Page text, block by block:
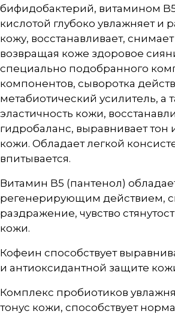
бифидобактерий, витамином
кислотой глубоко увлажняет и
кожу, восстанавливает,
возвращая коже здоровое
специально подобранного
компонентов, сыворотка
метабиотический усилитель, а
эластичность кожи,
гидробаланс, выравнивает
кожи. Обладает легкой
впитывается.
Витамин B5 (пантенол)
регенерирующим действием,
раздражение, чувство
кожи.
Кофеин способствует
и антиоксидантной защите
Комплекс пробиотиков
тонус кожи, способствует